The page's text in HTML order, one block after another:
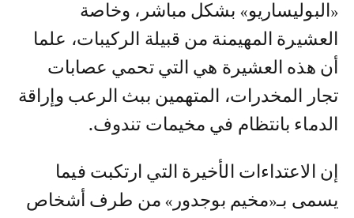
«البوليساريو» بشكل مباشر، وخاصة
العشيرة المهيمنة من قبيلة الركيبات، علما
أن هذه العشيرة هي التي تحمي عصابات
تجار المخدرات، المتهمين ببث الرعب وإراقة
الدماء بانتظام في مخيمات تندوف.
إن الاعتداءات الأخيرة التي ارتكبت فيما
يسمى بـ«مخيم بوجدور» من طرف أشخاص